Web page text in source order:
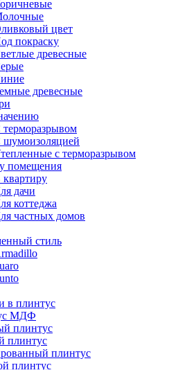
цвет
покраску
древесные
древесные
шумоизоляцией
с терморазрывом
помещения
дачи
коттеджа
частных домов
стиль
в плинтус
МДФ
плинтус
плинтус
плинтус
плинтус